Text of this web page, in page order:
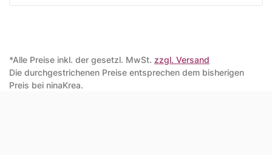
*Alle Preise inkl. der gesetzl. MwSt. zzgl. Versand
Die durchgestrichenen Preise entsprechen dem bisherigen
Preis bei ninaKrea.